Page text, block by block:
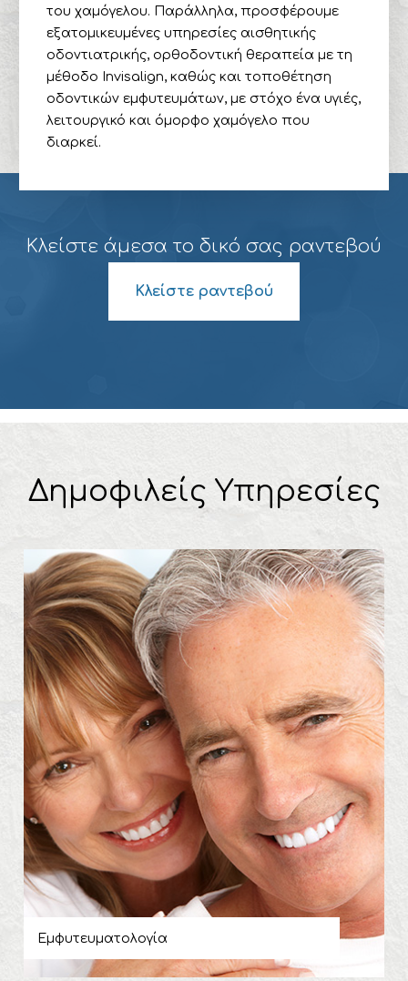
του χαμόγελου. Παράλληλα, προσφέρουμε
εξατομικευμένες υπηρεσίες αισθητικής
οδοντιατρικής, ορθοδοντική θεραπεία με τη
μέθοδο Invisalign, καθώς και τοποθέτηση
οδοντικών εμφυτευμάτων, με στόχο ένα υγιές,
λειτουργικό και όμορφο χαμόγελο που
διαρκεί.
Κλείστε άμεσα το δικό σας ραντεβού
Κλείστε ραντεβού
Δημοφιλείς Υπηρεσίες
Εμφυτευματολογία